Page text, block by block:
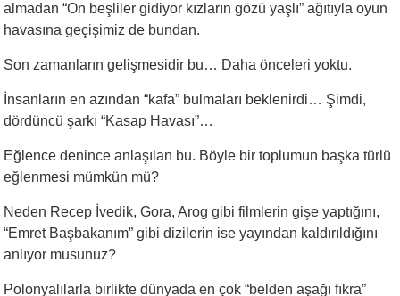
almadan “On beşliler gidiyor kızların gözü yaşlı” ağıtıyla oyun
havasına geçişimiz de bundan.
Son zamanların gelişmesidir bu… Daha önceleri yoktu.
İnsanların en azından “kafa” bulmaları beklenirdi… Şimdi,
dördüncü şarkı “Kasap Havası”…
Eğlence denince anlaşılan bu. Böyle bir toplumun başka türlü
eğlenmesi mümkün mü?
Neden Recep İvedik, Gora, Arog gibi filmlerin gişe yaptığını,
“Emret Başbakanım” gibi dizilerin ise yayından kaldırıldığını
anlıyor musunuz?
Polonyalılarla birlikte dünyada en çok “belden aşağı fıkra”